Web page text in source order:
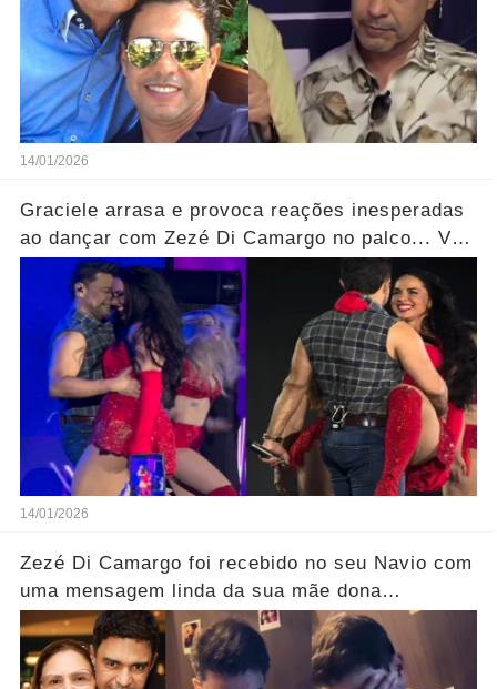
14/01/2026
Graciele arrasa e provoca reações inesperadas
ao dançar com Zezé Di Camargo no palco... Ver
14/01/2026
Zezé Di Camargo foi recebido no seu Navio com
uma mensagem linda da sua mãe dona
Helena..... Ver mais